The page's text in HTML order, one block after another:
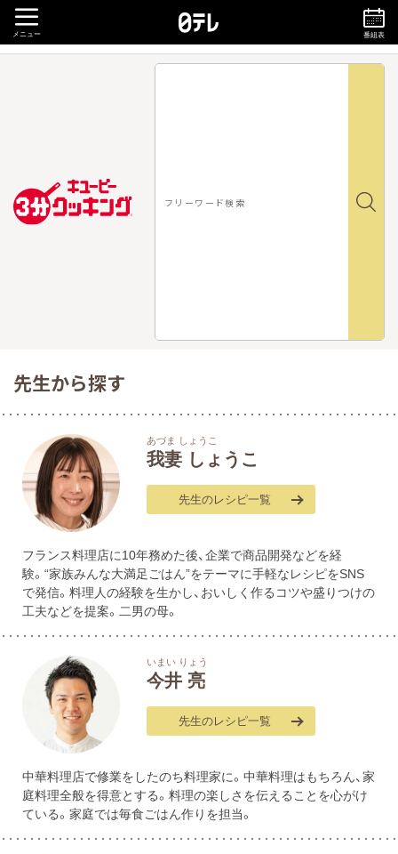
メニュー 番組表
先生から探す
あづま しょうこ
我妻 しょうこ
先生のレシピ一覧
フランス料理店に10年務めた後、企業で商品開発などを経
験。“家族みんな大満足ごはん”をテーマに手軽なレシピをSNS
で発信。料理人の経験を生かし、おいしく作るコツや盛りつけの
工夫などを提案。二男の母。
いまい りょう
今井 亮
先生のレシピ一覧
中華料理店で修業をしたのち料理家に。中華料理はもちろん、家
庭料理全般を得意とする。料理の楽しさを伝えることを心がけ
ている。家庭では毎食ごはん作りを担当。